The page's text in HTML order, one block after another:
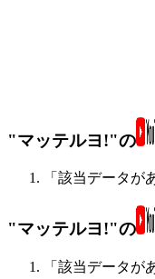
"マッテルヨ!"の
「該当データが
"マッテルヨ!"の
「該当データが